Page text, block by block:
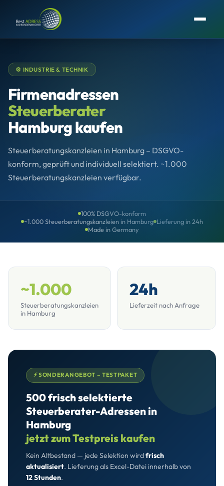
⚙️ INDUSTRIE & TECHNIK
Firmenadressen
Steuerberater
Hamburg kaufen
Steuerberatungskanzleien in Hamburg – DSGVO-
konform, geprüft und individuell selektiert. ~1.000
Steuerberatungskanzleien verfügbar.
100% DSGVO-konform
~1.000 Steuerberatungskanzleien in Hamburg Lieferung in 24h
Made in Germany
~1.000
Steuerberatungskanzleien
in Hamburg
24h
Lieferzeit nach Anfrage
⚡ SONDERANGEBOT – TESTPAKET
500 frisch selektierte
Steuerberater-Adressen in
Hamburg
jetzt zum Testpreis kaufen
Kein Altbestand — jede Selektion wirdfrisch
aktualisiert. Lieferung als Excel-Datei innerhalb von
12 Stunden.